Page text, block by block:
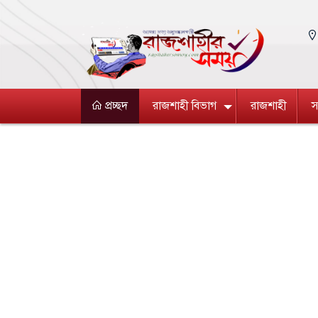
প্রচ্ছদ রাজশাহী বিভাগ রাজশাহী